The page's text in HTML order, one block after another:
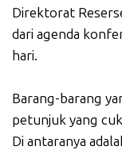
Direktorat
dari agenda
hari.
Barang-barang
petunjuk yang
Di antaranya